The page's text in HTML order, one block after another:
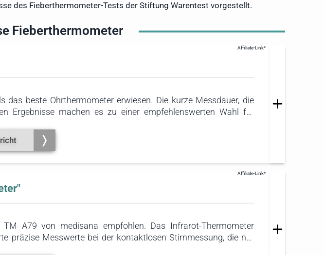
des Fieberthermometer-Tests der Stiftung Warentest vorgestellt.
Fieberthermometer
beste Ohrthermometer erwiesen. Die kurze Messdauer, die
Ergebnisse machen es zu einer empfehlenswerten Wahl für
A79 von medisana empfohlen. Das Infrarot-Thermometer
präzise Messwerte bei der kontaktlosen Stirnmessung, die nur